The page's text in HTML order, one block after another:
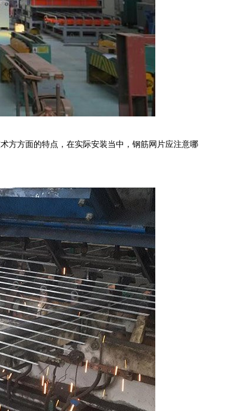
方方面的特点，在实际安装当中，钢筋网片应注意哪